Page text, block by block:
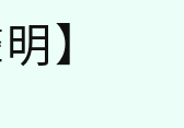
】